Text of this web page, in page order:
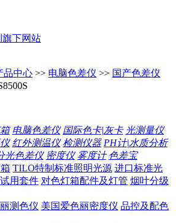
旗下网站
品中心 >> 电脑色差仪 >> 国产色差仪
电脑色差仪 国际色卡|灰卡 光测量仪
红外测温仪 检测仪器 PH计|水质分析
光色差仪 密度仪 雾度计 色差宝
TILO特制标准照明光源 进口标准光
用套件 对色灯箱配件及灯管 烟叶分级
测色仪 美国爱色丽密度仪 品控及配色